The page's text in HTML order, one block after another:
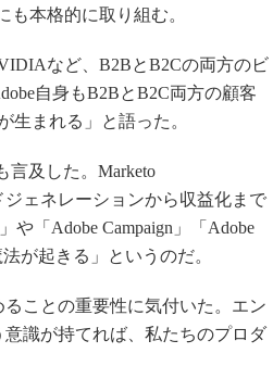
も本格的に取り組む。
など、B2BとB2Cの両方のビ
自身もB2BとB2C両方の顧客
生まれる」と語った。
及した。Marketo
ジェネレーションから収益化まで
や「Adobe Campaign」「Adobe
が起きる」というのだ。
ことの重要性に気付いた。エン
識が持てれば、私たちのプロダ